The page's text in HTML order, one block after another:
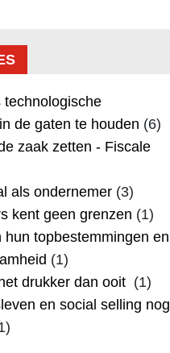
de gaten te houden (6)
zaak zetten - Fiscale
als ondernemer(3)
kent geen grenzen (1)
hun topbestemmingen en
(1)
drukker dan ooit (1)
en social selling nog